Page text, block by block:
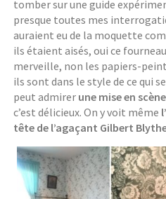
tomber sur une guide
presque toutes mes
auraient eu de la moquette
ils étaient aisés, oui ce
merveille, non les papiers-
ils sont dans le style de ce qui
peut admirer une mise en
c’est délicieux. On y voit même
tête de l’agaçant Gilbert